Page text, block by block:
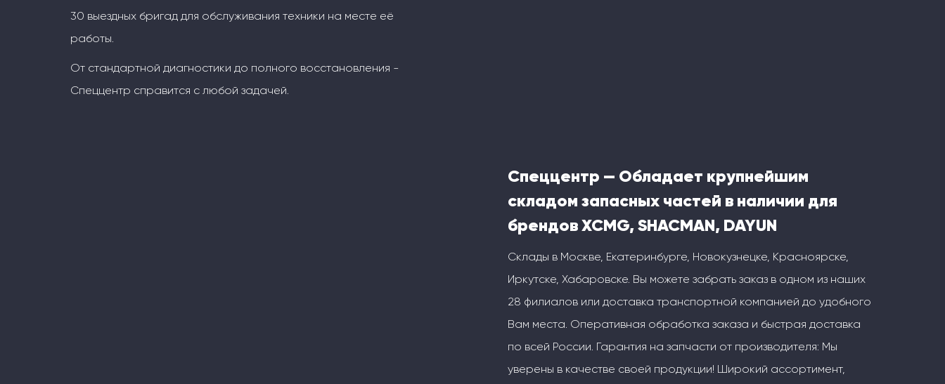
30 выездных бригад для обслуживания техники на месте её
работы.
От стандартной диагностики до полного восстановления -
Спеццентр справится с любой задачей.
Спеццентр — Обладает крупнейшим
складом запасных частей в наличии для
брендов XCMG, SHACMAN, DAYUN
Склады в Москве, Екатеринбурге, Новокузнецке, Красноярске,
Иркутске, Хабаровске. Вы можете забрать заказ в одном из наших
28 филиалов или доставка транспортной компанией до удобного
Вам места. Оперативная обработка заказа и быстрая доставка
по всей России. Гарантия на запчасти от производителя: Мы
уверены в качестве своей продукции! Широкий ассортимент,